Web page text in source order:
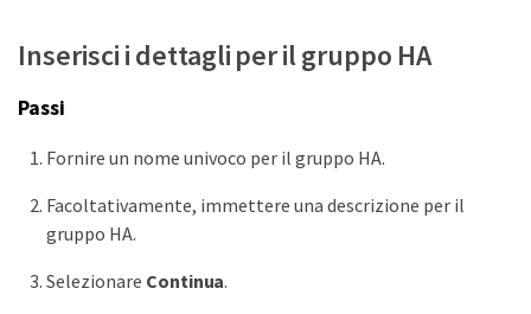
Inserisci i dettagli per il gruppo HA
Passi
Fornire un nome univoco per il gruppo HA.
Facoltativamente, immettere una descrizione per il
gruppo HA.
Selezionare Continua.